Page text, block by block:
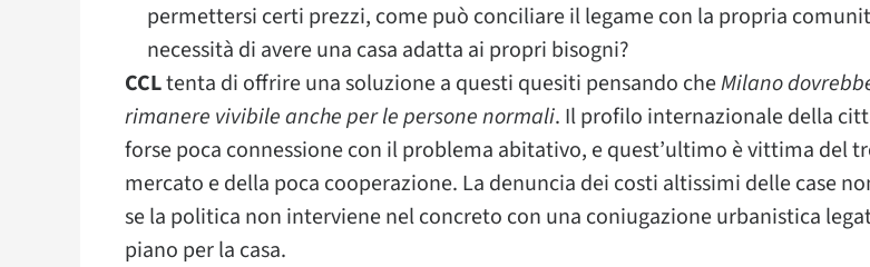
permettersi certi prezzi, come può conciliare il legame con la propria
necessità di avere una casa adatta ai propri bisogni?
CCLtenta di offrire una soluzione a questi quesiti pensando cheMilano
rimanere vivibile anche per le persone normali. Il profilo internazionale della
forse poca connessione con il problema abitativo, e quest’ultimo è vittima del
mercato e della poca cooperazione. La denuncia dei costi altissimi delle case
se la politica non interviene nel concreto con una coniugazione urbanistica
piano per la casa.